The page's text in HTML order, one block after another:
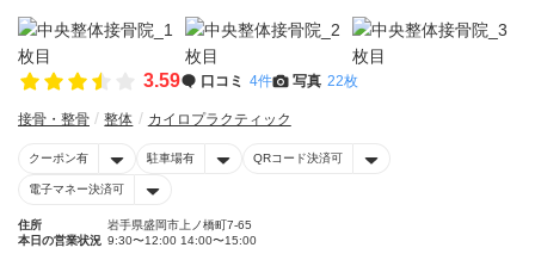
3.59 口コミ 4件 写真 22枚
接骨・整骨 整体 カイロプラクティック
クーポン有 駐車場有 QRコード決済可
電子マネー決済可
住所
岩手県盛岡市上ノ橋町7-65
本日の営業状況 9:30〜12:00 14:00〜15:00